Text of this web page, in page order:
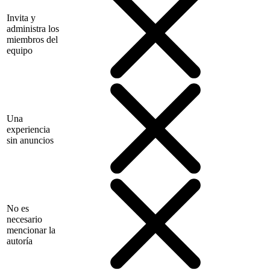
Invita y
administra los
miembros del
equipo
Una
experiencia
sin anuncios
No es
necesario
mencionar la
autoría